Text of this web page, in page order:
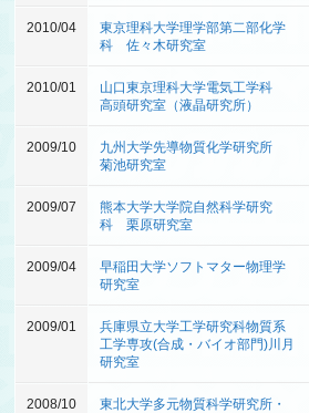
2010/04
東京理科大学理学部第二部化学
科 佐々木研究室
2010/01
山口東京理科大学電気工学科
高頭研究室（液晶研究所）
2009/10
九州大学先導物質化学研究所
菊池研究室
2009/07
熊本大学大学院自然科学研究
科 栗原研究室
2009/04
早稲田大学ソフトマター物理学
研究室
2009/01
兵庫県立大学工学研究科物質系
工学専攻(合成・バイオ部門)川月
研究室
2008/10
東北大学多元物質科学研究所・